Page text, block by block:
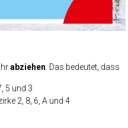
abziehen. Das bedeutet, dass
5 und 3
2, 8, 6, A und 4